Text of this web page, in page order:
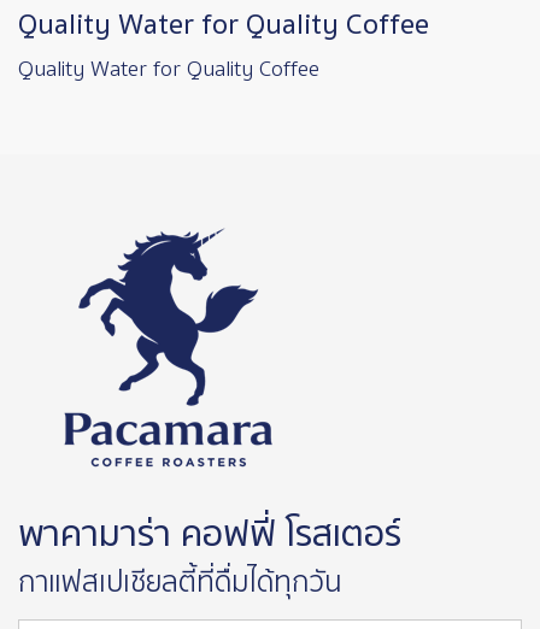
Quality Water for Quality Coffee
Quality Water for Quality Coffee
พาคามาร่า คอฟฟี่ โรสเตอร์
กาแฟสเปเชียลตี้ที่ดื่มได้ทุกวัน